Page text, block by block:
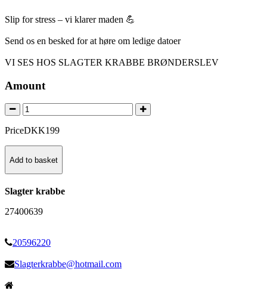
Slip for stress – vi klarer maden 💪
Send os en besked for at høre om ledige datoer
VI SES HOS SLAGTER KRABBE BRØNDERSLEV
Amount
PriceDKK199
Add to basket
Slagter krabbe
27400639
20596220
Slagterkrabbe@hotmail.com